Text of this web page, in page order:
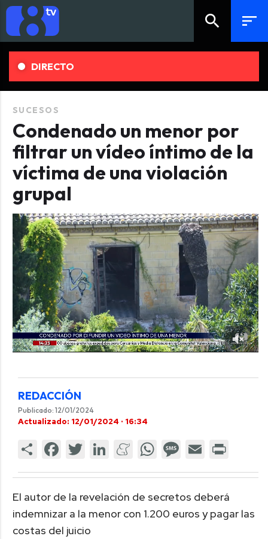
search sort
DIRECTO
SUCESOS
Condenado un menor por
filtrar un vídeo íntimo de la
víctima de una violación
grupal
REDACCIÓN
Publicado: 12/01/2024
Actualizado: 12/01/2024 · 16:34
El autor de la revelación de secretos deberá
indemnizar a la menor con 1.200 euros y pagar las
costas del juicio